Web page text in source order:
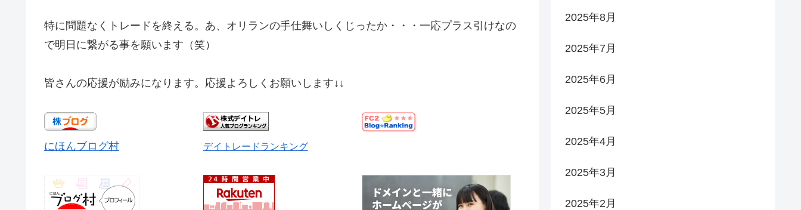
特に問題なくトレードを終える。あ、オリランの手仕舞いしくじったか・・・一応プラス引けなの
で明日に繋がる事を願います（笑）
皆さんの応援が励みになります。応援よろしくお願いします↓↓
にほんブログ村 デイトレードランキング
2025年8月
2025年7月
2025年6月
2025年5月
2025年4月
2025年3月
2025年2月